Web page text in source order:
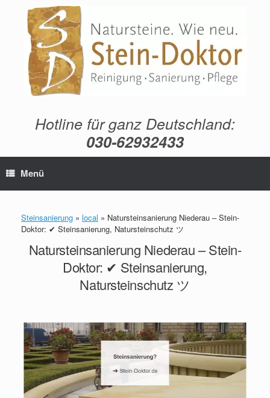
springen
Hotline für ganz Deutschland:
030-62932433
Menü
Steinsanierung » local » Natursteinsanierung Niederau – Stein-
Doktor: ✔ Steinsanierung, Natursteinschutz ツ
Natursteinsanierung Niederau – Stein-
Doktor: ✔ Steinsanierung,
Natursteinschutz ツ